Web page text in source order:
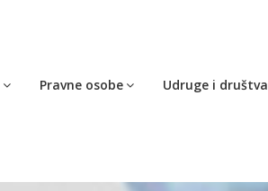
Pravne osobe Udruge i društva